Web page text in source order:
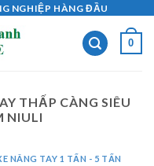
NGHIỆP HÀNG ĐẦU
0
THẤP CÀNG SIÊU
NIULI
NÂNG TAY 1 TẤN - 5 TẤN